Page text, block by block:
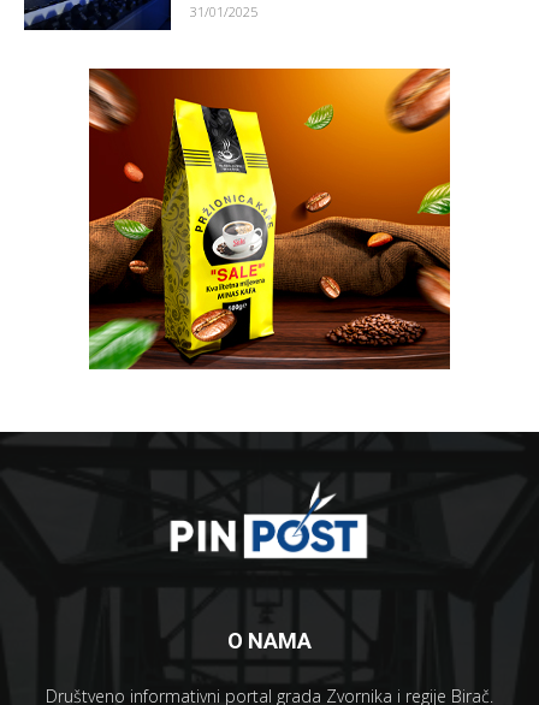
31/01/2025
O NAMA
Društveno informativni portal grada Zvornika i regije Birač.